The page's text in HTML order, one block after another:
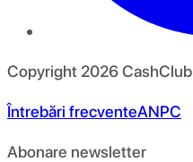
Copyright 2026CashClub
Întrebări frecventeANPC
Abonare newsletter